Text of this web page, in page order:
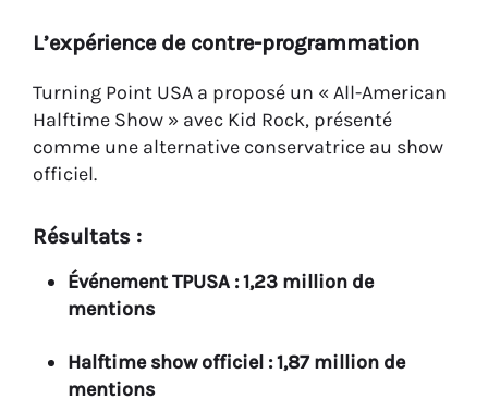
L’expérience de contre-programmation
Turning Point USA a proposé un « All-American
Halftime Show » avec Kid Rock, présenté
comme une alternative conservatrice au show
officiel.
Résultats :
Événement TPUSA : 1,23 million de
mentions
Halftime show officiel : 1,87 million de
mentions